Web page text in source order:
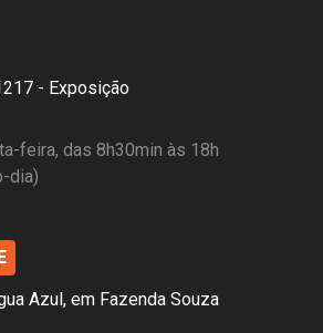
- Exposição
feira, das 8h30min às 18h
dia)
Azul, em Fazenda Souza